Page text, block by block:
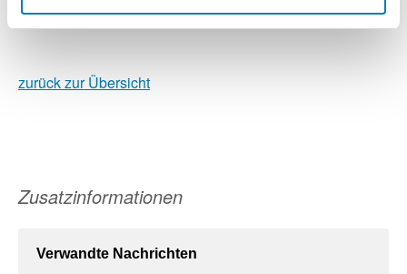
zurück zur Übersicht
Zusatzinformationen
Verwandte Nachrichten